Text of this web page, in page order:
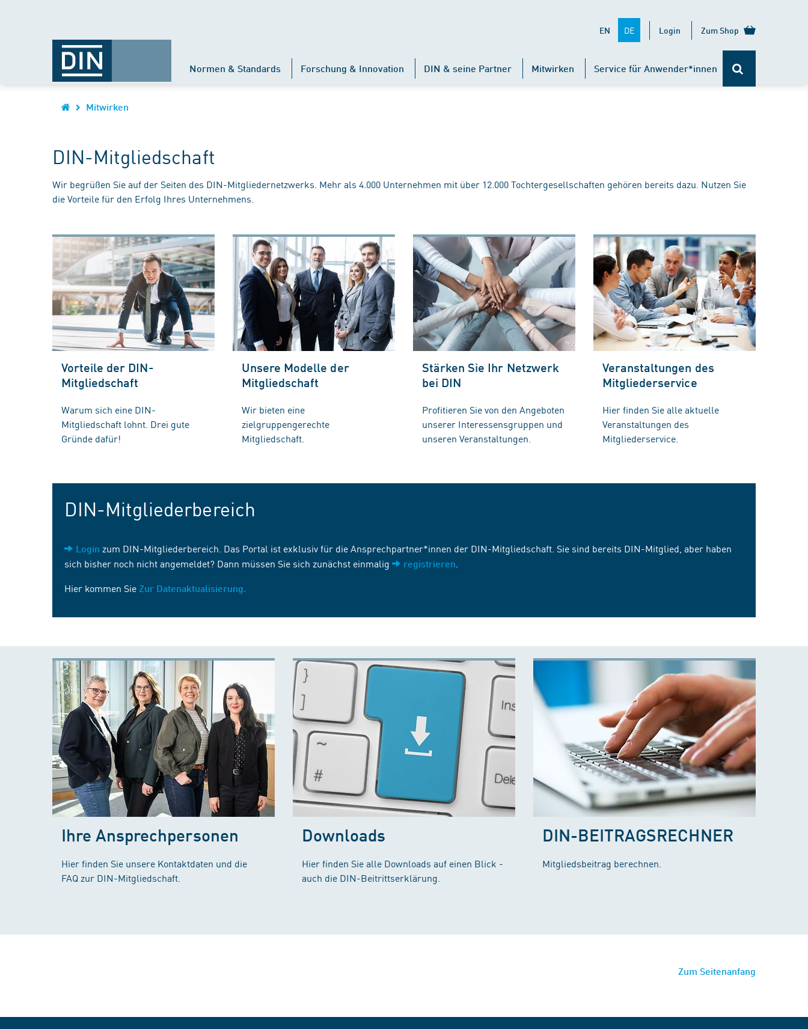
EN DE Login Zum Shop
Normen & Standards Forschung & Innovation DIN & seine Partner Mitwirken Service für Anwender*innen
Mitwirken
DIN-Mitgliedschaft
Wir begrüßen Sie auf der Seiten des DIN-Mitgliedernetzwerks. Mehr als 4.000 Unternehmen mit über 12.000 Tochtergesellschaften gehören bereits dazu. Nutzen Sie
die Vorteile für den Erfolg Ihres Unternehmens.
Vorteile der DIN-
Mitgliedschaft
Warum sich eine DIN-
Mitgliedschaft lohnt. Drei gute
Gründe dafür!
Unsere Modelle der
Mitgliedschaft
Wir bieten eine
zielgruppengerechte
Mitgliedschaft.
Stärken Sie Ihr Netzwerk
bei DIN
Profitieren Sie von den Angeboten
unserer Interessensgruppen und
unseren Veranstaltungen.
Veranstaltungen des
Mitgliederservice
Hier finden Sie alle aktuelle
Veranstaltungen des
Mitgliederservice.
DIN-Mitgliederbereich
Login zum DIN-Mitgliederbereich. Das Portal ist exklusiv für die Ansprechpartner*innen der DIN-Mitgliedschaft. Sie sind bereits DIN-Mitglied, aber haben
sich bisher noch nicht angemeldet? Dann müssen Sie sich zunächst einmalig
registrieren
Hier kommen Sie Zur Datenaktualisierung.
Ihre Ansprechpersonen
Hier finden Sie unsere Kontaktdaten und die
FAQ zur DIN-Mitgliedschaft.
Downloads
Hier finden Sie alle Downloads auf einen Blick -
auch die DIN-Beitrittserklärung.
DIN-BEITRAGSRECHNER
Mitgliedsbeitrag berechnen.
Zum Seitenanfang